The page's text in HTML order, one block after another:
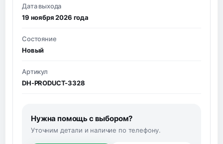
Дата выхода
19 ноября 2026 года
Состояние
Новый
Артикул
DH-PRODUCT-3328
Нужна помощь с выбором?
Уточним детали и наличие по телефону.